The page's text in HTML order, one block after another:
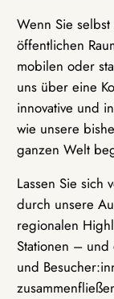
Wenn Sie
öffentlichen
mobilen oder
uns über eine
innovative und
wie unsere
ganzen Welt
Lassen Sie sich
durch unsere
regionalen
Stationen – und
und